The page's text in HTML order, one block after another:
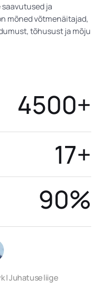
ja
mõned võtmenäitajad,
tõhusust ja mõju
4500+
17+
90%
| Juhatuse liige